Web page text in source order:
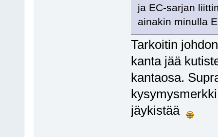
ja EC-sarjan
ainakin minulla
Tarkoitin
kanta jää
kantaosa.
jäykistää